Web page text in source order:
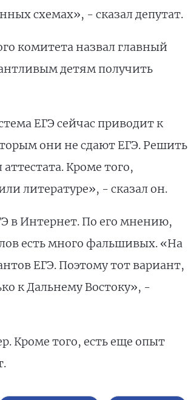
схемах», - сказал депутат.
комитета назвал главный
детям получить
ЕГЭ сейчас приводит к
они не сдают ЕГЭ. Решить
Кроме того,
литературе», - сказал он.
в Интернет. По его мнению,
есть много фальшивых. «На
ЕГЭ. Поэтому тот вариант,
к Дальнему Востоку», -
Кроме того, есть еще опыт